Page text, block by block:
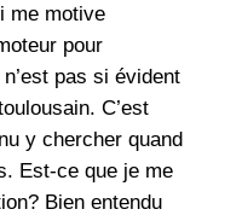
me motive
pour
pas si évident
C’est
y chercher quand
Est-ce que je me
Bien entendu